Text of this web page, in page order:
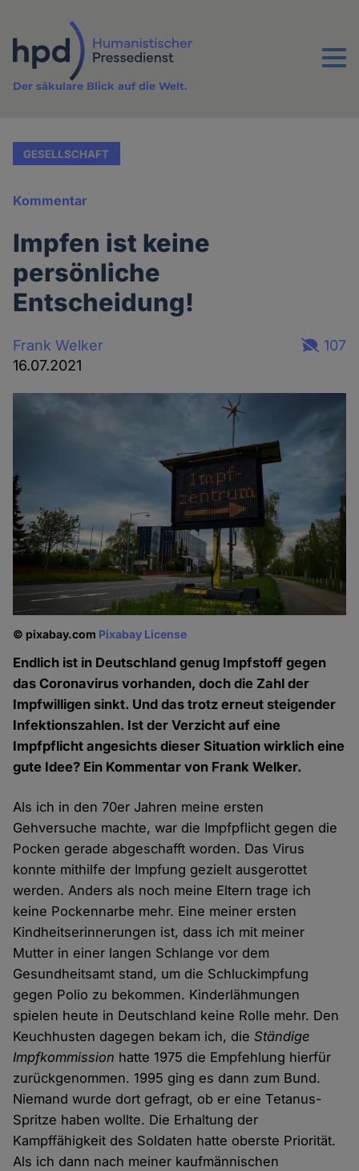
Inhalt
Menu
Der säkulare Blick auf die Welt.
GESELLSCHAFT
Kommentar
Impfen ist keine
persönliche
Entscheidung!
Frank Welker
16.07.2021
107
© pixabay.com Pixabay License
Endlich ist in Deutschland genug Impfstoff gegen
das Coronavirus vorhanden, doch die Zahl der
Impfwilligen sinkt. Und das trotz erneut steigender
Infektionszahlen. Ist der Verzicht auf eine
Impfpflicht angesichts dieser Situation wirklich eine
gute Idee? Ein Kommentar von Frank Welker.
Als ich in den 70er Jahren meine ersten
Gehversuche machte, war die Impfpflicht gegen die
Pocken gerade abgeschafft worden. Das Virus
konnte mithilfe der Impfung gezielt ausgerottet
werden. Anders als noch meine Eltern trage ich
keine Pockennarbe mehr. Eine meiner ersten
Kindheitserinnerungen ist, dass ich mit meiner
Mutter in einer langen Schlange vor dem
Gesundheitsamt stand, um die Schluckimpfung
gegen Polio zu bekommen. Kinderlähmungen
spielen heute in Deutschland keine Rolle mehr. Den
Keuchhusten dagegen bekam ich, dieStändige
Impfkommission hatte 1975 die Empfehlung hierfür
zurückgenommen. 1995 ging es dann zum Bund.
Niemand wurde dort gefragt, ob er eine Tetanus-
Spritze haben wollte. Die Erhaltung der
Kampffähigkeit des Soldaten hatte oberste Priorität.
Als ich dann nach meiner kaufmännischen